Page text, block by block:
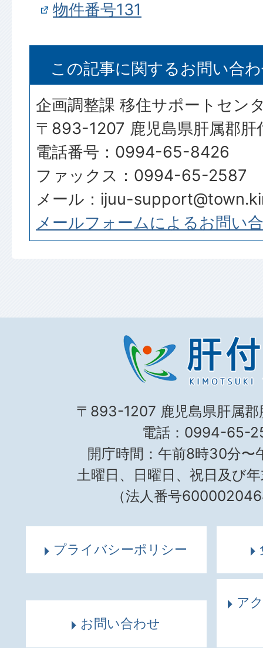
物件番号131
この記事に関するお問い合
企画調整課 移住サポートセン
〒893-1207 鹿児島県肝属郡肝
電話番号：0994-65-8426
ファックス：0994-65-2587
メール：ijuu-
メールフォームによるお問い
〒893-1207 鹿児島県肝属
電話：0994-65-
開庁時間：午前8時30分〜
土曜日、日曜日、祝日及び
（法人番号
プライバシーポリシー
お問い合わせ
ア